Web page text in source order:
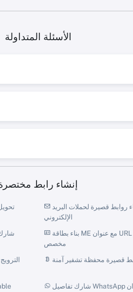
الأسئلة المتداولة
إنشاء رابط
الإلكتروني
مخصص
قصيرة محفظة تشفير آمنة